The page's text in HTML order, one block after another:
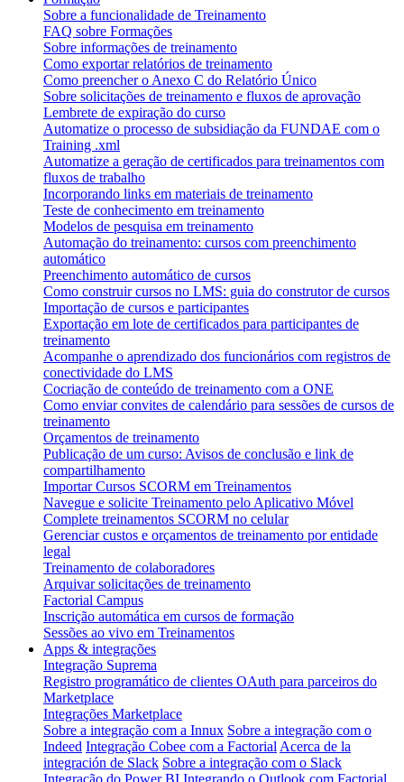
Sobre a funcionalidade de Treinamento
FAQ sobre Formações
Sobre informações de treinamento
Como exportar relatórios de treinamento
Como preencher o Anexo C do Relatório Único
Sobre solicitações de treinamento e fluxos de aprovação
Lembrete de expiração do curso
Automatize o processo de subsidiação da FUNDAE com o
Training .xml
Automatize a geração de certificados para treinamentos com
fluxos de trabalho
Incorporando links em materiais de treinamento
Teste de conhecimento em treinamento
Modelos de pesquisa em treinamento
Automação do treinamento: cursos com preenchimento
automático
Preenchimento automático de cursos
Como construir cursos no LMS: guia do construtor de cursos
Importação de cursos e participantes
Exportação em lote de certificados para participantes de
treinamento
Acompanhe o aprendizado dos funcionários com registros de
conectividade do LMS
Cocriação de conteúdo de treinamento com a ONE
Como enviar convites de calendário para sessões de cursos de
treinamento
Orçamentos de treinamento
Publicação de um curso: Avisos de conclusão e link de
compartilhamento
Importar Cursos SCORM em Treinamentos
Navegue e solicite Treinamento pelo Aplicativo Móvel
Complete treinamentos SCORM no celular
Gerenciar custos e orçamentos de treinamento por entidade
legal
Treinamento de colaboradores
Arquivar solicitações de treinamento
Factorial Campus
Inscrição automática em cursos de formação
Sessões ao vivo em Treinamentos
Apps & integrações
Integração Suprema
Registro programático de clientes OAuth para parceiros do
Marketplace
Integrações Marketplace
Sobre a integração com a Innux Sobre a integração com o
Indeed Integração Cobee com a Factorial Acerca de la
integración de Slack Sobre a integração com o Slack
Integração do Power BI Integrando o Outlook com Factorial